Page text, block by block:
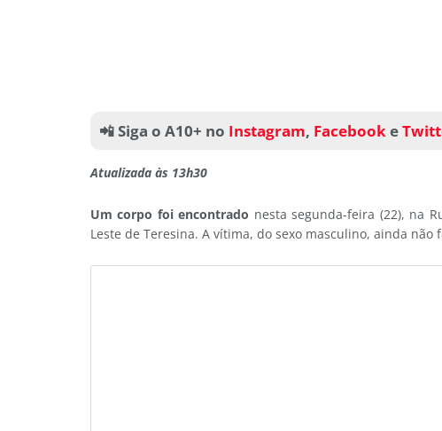
📲 Siga o A10+ no Instagram, Facebooke
Atualizada às 13h30
Um corpo foi encontrado nesta segunda-feira (22), na
Leste de Teresina. A vítima, do sexo masculino, ainda não